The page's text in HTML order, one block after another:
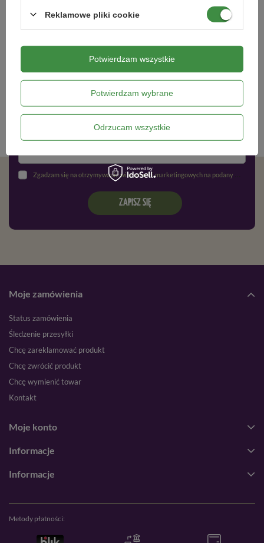
Czytaj więcej
Newsletter
Zapisz się do newslettera i bądź na
bieżąco z aktualnymi promocjami
Zgadzam się na otrzymywanie wiadomości marketingowych na podany adres e-mail oraz przetwarzanie danych osobowych zgodnie z
ZAPISZ SIĘ
Moje zamówienia
Status zamówienia
Śledzenie przesyłki
Chcę zareklamować produkt
Chcę zwrócić produkt
Chcę wymienić towar
Kontakt
Moje konto
Informacje
Informacje
Metody płatności:
Reklamowe pliki cookie
Potwierdzam wybrane
Odrzucam wszystkie
Potwierdzam wszystkie